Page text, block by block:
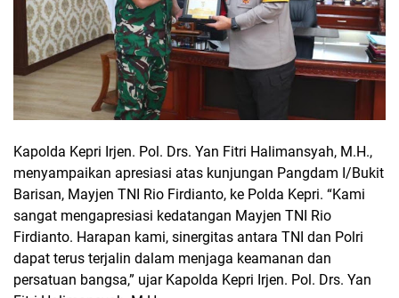
Kapolda Kepri Irjen. Pol. Drs. Yan Fitri Halimansyah, M.H.,
menyampaikan apresiasi atas kunjungan Pangdam I/Bukit
Barisan, Mayjen TNI Rio Firdianto, ke Polda Kepri. “Kami
sangat mengapresiasi kedatangan Mayjen TNI Rio
Firdianto. Harapan kami, sinergitas antara TNI dan Polri
dapat terus terjalin dalam menjaga keamanan dan
persatuan bangsa,” ujar Kapolda Kepri Irjen. Pol. Drs. Yan